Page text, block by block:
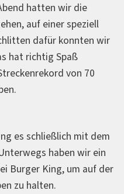
hatten wir die
auf einer speziell
dafür konnten wir
hat richtig Spaß
von 70
es schließlich mit dem
haben wir ein
Burger King, um auf der
zu halten.